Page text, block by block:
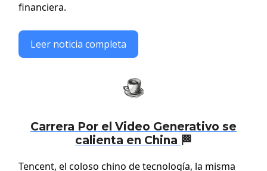
financiera.
Leer noticia completa
Carrera Por el Video Generativo se
calienta en China 🏁
Tencent, el coloso chino de tecnología, la misma